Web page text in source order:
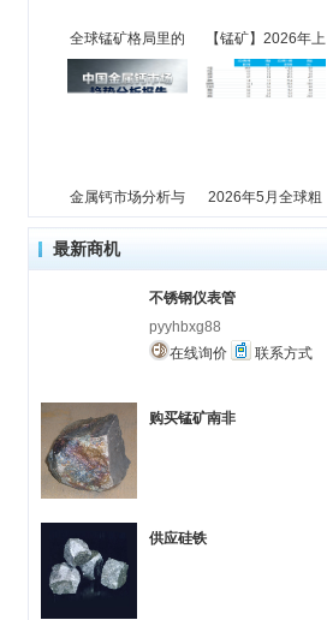
全球锰矿格局里的 【锰矿】2026年上
金属钙市场分析与 2026年5月全球粗
最新商机
不锈钢仪表管
pyyhbxg88
在线询价
联系方式
购买锰矿南非
供应硅铁